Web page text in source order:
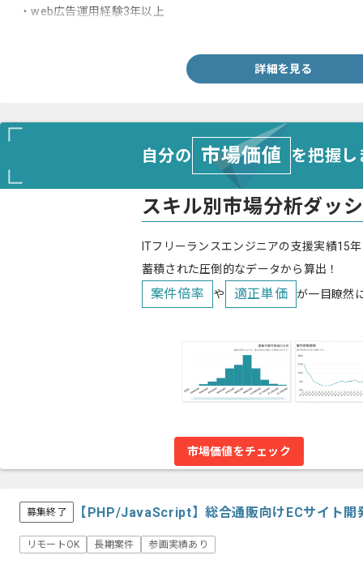
・web広告運用経験3年以上
詳細を見る
自分の 市場価値 を把握
スキル別市場分析ダッ
ITフリーランスエンジニアの支援実績15
蓄積された圧倒的なデータから算出！
案件倍率 や 適正単価 が一目瞭然
市場価値をチェック
募集終了 【PHP/JavaScript】総合通販向けECサイト
リモートOK 長期案件 参画実績あり